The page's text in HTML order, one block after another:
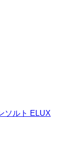
ソルト ELUX